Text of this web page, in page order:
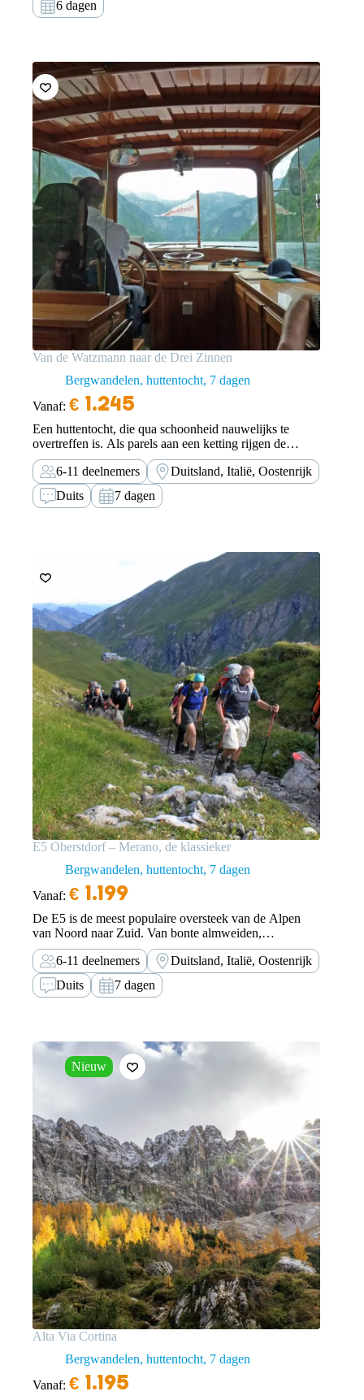
6 dagen
Van de Watzmann naar de Drei Zinnen
Bergwandelen, huttentocht 7 dagen
Vanaf: € 1.245
Een huttentocht, die qua schoonheid nauwelijks te
overtreffen is. Als parels aan een ketting rijgen de
landschappelijke hoogtepunten zich aaneen.
6-11 deelnemers
Duitsland, Italië, Oostenrijk
Duits
7 dagen
E5 Oberstdorf – Merano, de klassieker
Bergwandelen, huttentocht 7 dagen
Vanaf: € 1.199
De E5 is de meest populaire oversteek van de Alpen
van Noord naar Zuid. Van bonte almweiden,
indrukwekkende rotsmassieven tot uitgestrekte witte
gletsjers.
6-11 deelnemers
Duitsland, Italië, Oostenrijk
Duits
7 dagen
Nieuw
Alta Via Cortina
Bergwandelen, huttentocht 7 dagen
Vanaf: € 1.195